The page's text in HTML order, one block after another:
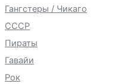
Гангстеры / Чикаго
СССР
Пираты
Гавайи
Рок